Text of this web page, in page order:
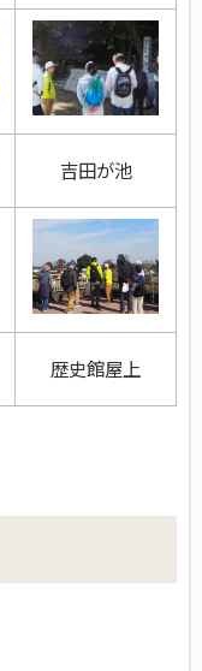
吉田が池
歴史館屋上